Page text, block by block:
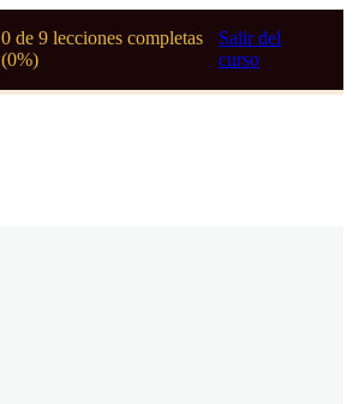
0 de 9 lecciones completas
(0%)
Salir del
curso